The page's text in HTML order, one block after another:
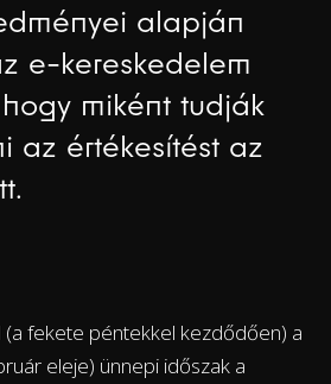
alapján
e-kereskedelem
miként tudják
az értékesítést az
fekete péntekkel kezdődően) a
eleje) ünnepi időszak a